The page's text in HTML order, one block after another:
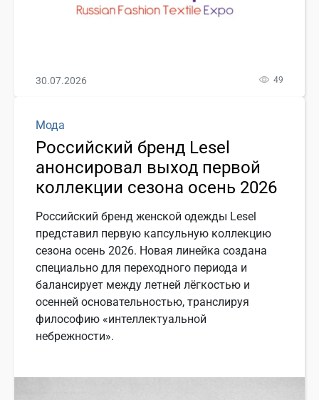
30.07.2026 49
Мода
Российский бренд Lesel
анонсировал выход первой
коллекции сезона осень 2026
Российский бренд женской одежды Lesel
представил первую капсульную коллекцию
сезона осень 2026. Новая линейка создана
специально для переходного периода и
балансирует между летней лёгкостью и
осенней основательностью, транслируя
философию «интеллектуальной
небрежности».